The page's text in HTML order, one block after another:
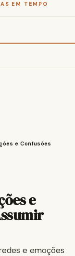
EM TEMPO
e Confusões
e
e emoções